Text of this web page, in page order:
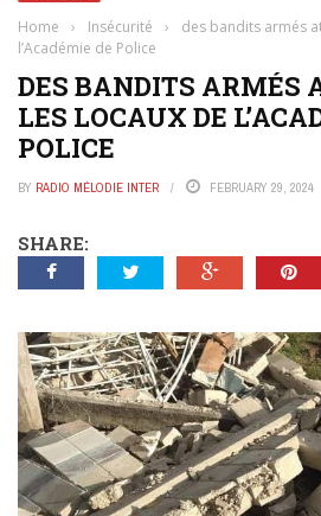
Home › Insécurité ›
des bandits armés
l’Académie de Police
DES BANDITS ARMÉS
LES LOCAUX DE
POLICE
BY RADIO MÉLODIE INTER FEBRUARY 29, 2024
SHARE: